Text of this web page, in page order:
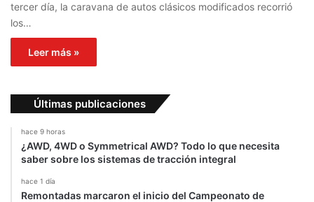
tercer día, la caravana de autos clásicos modificados recorrió
los…
Leer más »
Últimas publicaciones
hace 9 horas
¿AWD, 4WD o Symmetrical AWD? Todo lo que necesita
saber sobre los sistemas de tracción integral
hace 1 día
Remontadas marcaron el inicio del Campeonato de